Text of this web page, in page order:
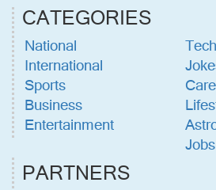
CATEGORIES
National
International
Sports
Business
Entertainment
Jobs
PARTNERS